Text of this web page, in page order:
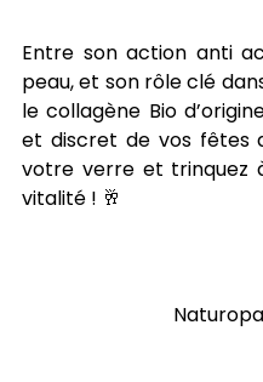
Entre son action anti
peau, et son rôle clé
le collagène Bio
et discret de vos fêtes
votre verre et trinquez
vitalité ! 🥂